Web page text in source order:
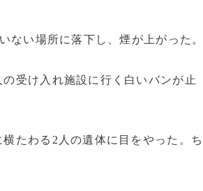
ない場所に落下し、煙が上がった
受け入れ施設に行く白いバンが止
たわる2人の遺体に目をやった。ち